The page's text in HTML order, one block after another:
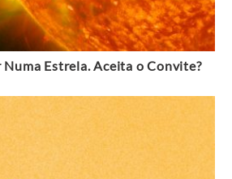
Estrela. Aceita o Convite?